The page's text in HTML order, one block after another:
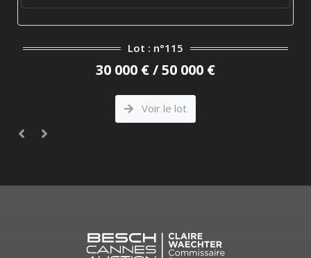
Lot : n°115
30 000 € / 50 000 €
Voir le lot